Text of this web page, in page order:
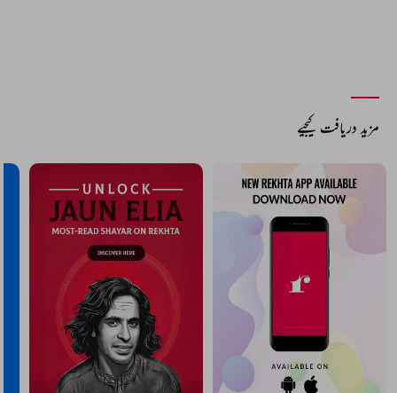
مزید دریافت کیجیے